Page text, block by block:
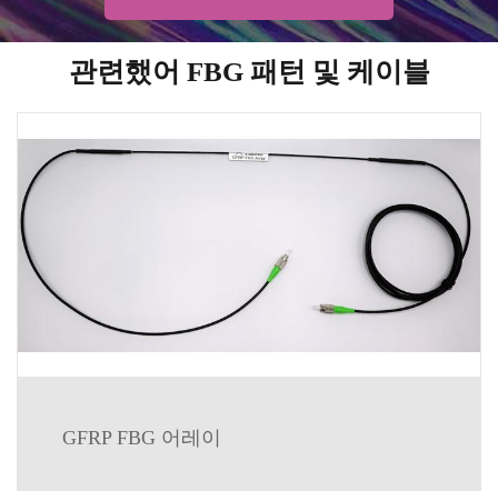
관련했어 FBG 패턴 및 케이블
GFRP FBG 어레이